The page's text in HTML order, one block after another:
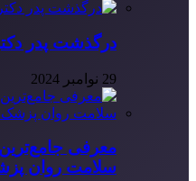
درگذشت پدر
29 نوامبر 2024
معرفی
سلامت روان